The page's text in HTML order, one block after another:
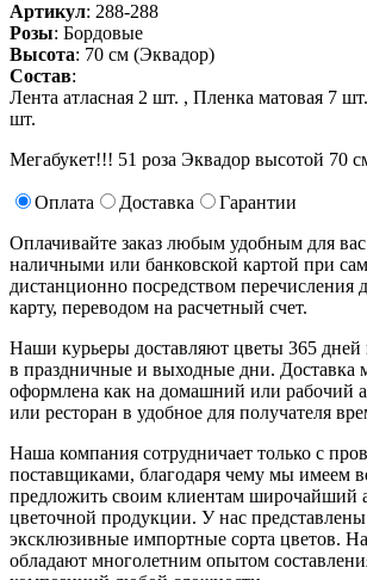
Артикул: 288-288
Розы: Бордовые
Высота: 70 см (Эквадор)
Состав:
Лента атласная 2 шт. , Пленка матовая 7
шт.
Мегабукет!!! 51 роза Эквадор высотой 70
Оплата Доставка
Гарантии
Оплачивайте заказ любым удобным для
наличными или банковской картой при
дистанционно посредством перечисления
карту, переводом на расчетный счет.
Наши курьеры доставляют цветы 365 дней
в праздничные и выходные дни. Доставка
оформлена как на домашний или рабочий
или ресторан в удобное для получателя
Наша компания сотрудничает только с
поставщиками, благодаря чему мы имеем
предложить своим клиентам широчайший
цветочной продукции. У нас
эксклюзивные импортные сорта цветов.
обладают многолетним опытом